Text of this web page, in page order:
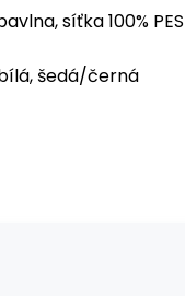
síťka 100% PES
šedá/černá